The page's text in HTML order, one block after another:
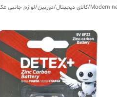
Modern
/کالای دیجیتال/دوربین/لوازم جانبی